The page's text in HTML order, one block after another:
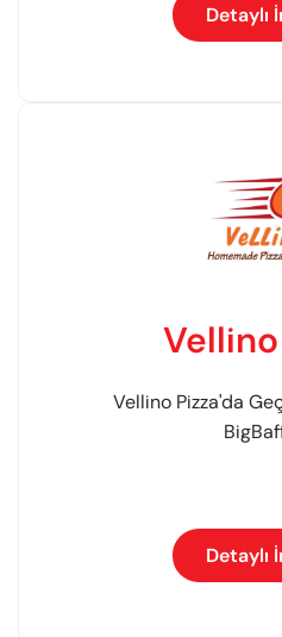
Detaylı
Vellino Pizza'da
Detaylı